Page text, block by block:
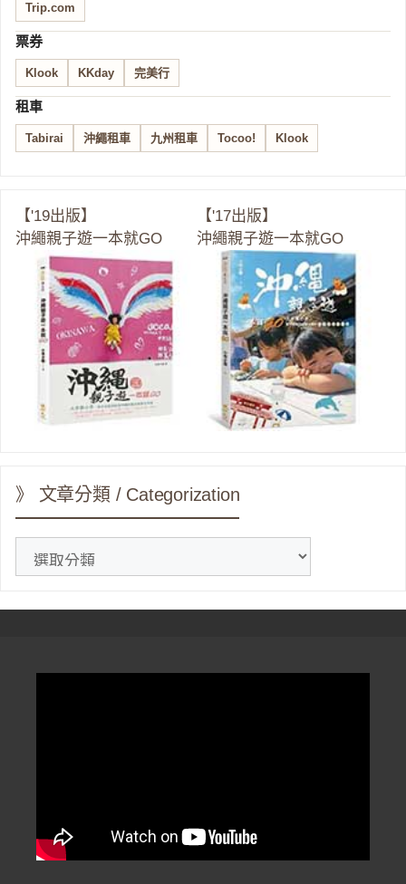
Trip.com
票券
Klook KKday 完美行
租車
Tabirai 沖繩租車 九州租車 Tocoo! Klook
【'19出版】
沖繩親子遊一本就GO
【'17出版】
沖繩親子遊一本就GO
》 文章分類 / Categorization
分